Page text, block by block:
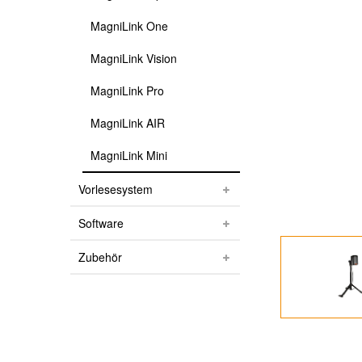
MagniLink One
MagniLink Vision
MagniLink Pro
MagniLink AIR
MagniLink Mini
Vorlesesystem
Software
Zubehör